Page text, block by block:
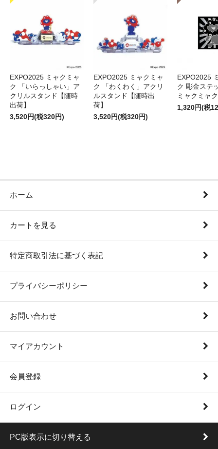
EXPO2025 ミャクミャ
ク 「いらっしゃい」ア
クリルスタンド【随時
出荷】
3,520円(税320円)
EXPO2025 ミャクミャ
ク 「わくわく」アクリ
ルスタンド【随時出
荷】
3,520円(税320円)
EXPO2025
ク 彫金ステ
ミャクミャク
1,320円(税
ホーム
カートを見る
特定商取引法に基づく表記
プライバシーポリシー
お問い合わせ
マイアカウント
会員登録
ログイン
PC版表示に切り替える